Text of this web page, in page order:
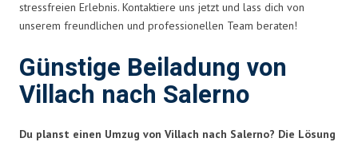
stressfreien Erlebnis. Kontaktiere uns jetzt und lass dich von
unserem freundlichen und professionellen Team beraten!
Günstige Beiladung von
Villach nach Salerno
Du planst einen Umzug von Villach nach Salerno? Die Lösung